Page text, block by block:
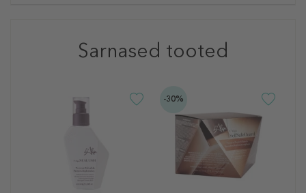
Sarnased tooted
-30%